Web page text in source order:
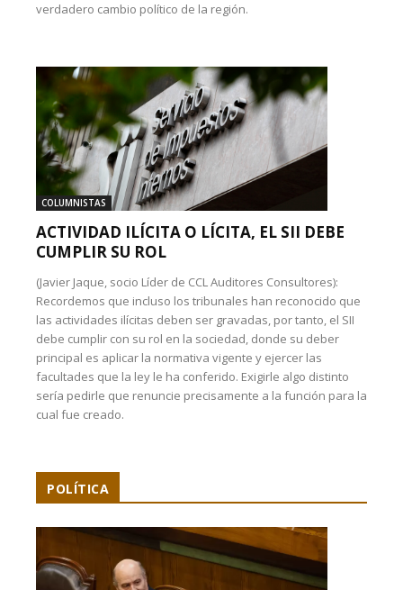
verdadero cambio político de la región.
COLUMNISTAS
ACTIVIDAD ILÍCITA O LÍCITA, EL SII DEBE
CUMPLIR SU ROL
(Javier Jaque, socio Líder de CCL Auditores Consultores):
Recordemos que incluso los tribunales han reconocido que
las actividades ilícitas deben ser gravadas, por tanto, el SII
debe cumplir con su rol en la sociedad, donde su deber
principal es aplicar la normativa vigente y ejercer las
facultades que la ley le ha conferido. Exigirle algo distinto
sería pedirle que renuncie precisamente a la función para la
cual fue creado.
POLÍTICA